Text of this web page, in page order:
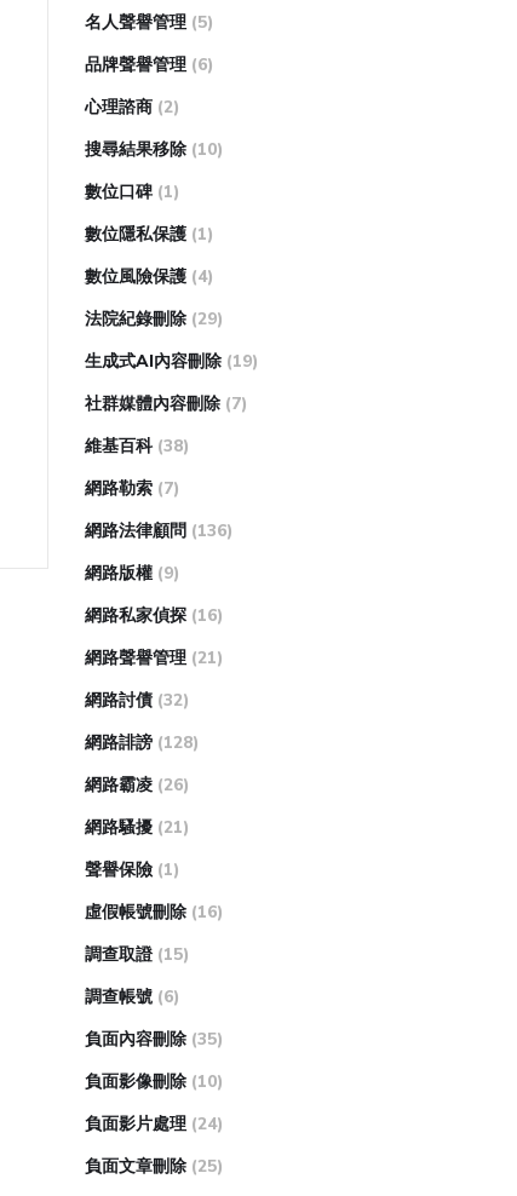
名人聲譽管理 (5)
品牌聲譽管理 (6)
心理諮商 (2)
搜尋結果移除 (10)
數位口碑 (1)
數位隱私保護 (1)
數位風險保護 (4)
法院紀錄刪除 (29)
生成式AI內容刪除 (19)
社群媒體內容刪除 (7)
維基百科 (38)
網路勒索 (7)
網路法律顧問 (136)
網路版權 (9)
網路私家偵探 (16)
網路聲譽管理 (21)
網路討債 (32)
網路誹謗 (128)
網路霸凌 (26)
網路騷擾 (21)
聲譽保險 (1)
虛假帳號刪除 (16)
調查取證 (15)
調查帳號 (6)
負面內容刪除 (35)
負面影像刪除 (10)
負面影片處理 (24)
負面文章刪除 (25)